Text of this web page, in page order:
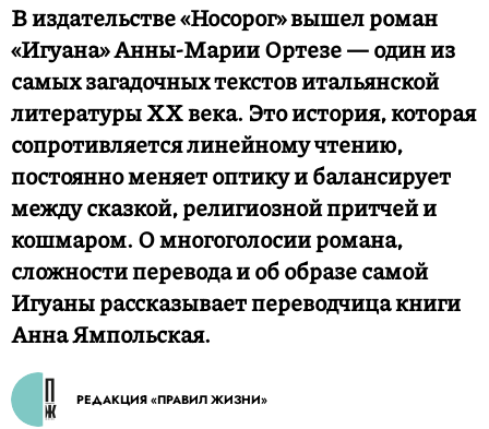
В издательстве «Носорог» вышел роман
«Игуана» Анны-Марии Ортезе — один из
самых загадочных текстов итальянской
литературы XX века. Это история, которая
сопротивляется линейному чтению,
постоянно меняет оптику и балансирует
между сказкой, религиозной притчей и
кошмаром. О многоголосии романа,
сложности перевода и об образе самой
Игуаны рассказывает переводчица книги
Анна Ямпольская.
РЕДАКЦИЯ «ПРАВИЛ ЖИЗНИ»